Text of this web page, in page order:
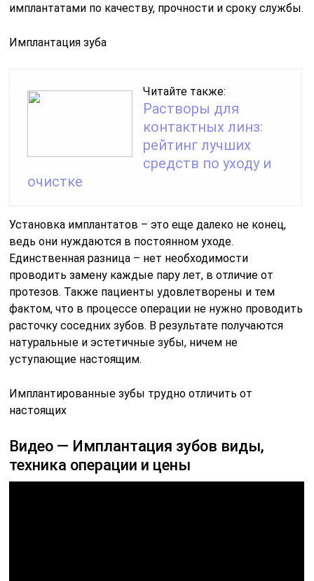
имплантатами по качеству, прочности и сроку службы.
Имплантация зуба
Читайте также:
Растворы для
контактных линз:
рейтинг лучших
средств по уходу и
очистке
Установка имплантатов – это еще далеко не конец,
ведь они нуждаются в постоянном уходе.
Единственная разница – нет необходимости
проводить замену каждые пару лет, в отличие от
протезов. Также пациенты удовлетворены и тем
фактом, что в процессе операции не нужно проводить
расточку соседних зубов. В результате получаются
натуральные и эстетичные зубы, ничем не
уступающие настоящим.
Имплантированные зубы трудно отличить от
настоящих
Видео — Имплантация зубов виды,
техника операции и цены